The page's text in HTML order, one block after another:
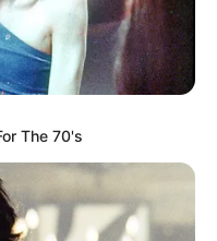
The 70's